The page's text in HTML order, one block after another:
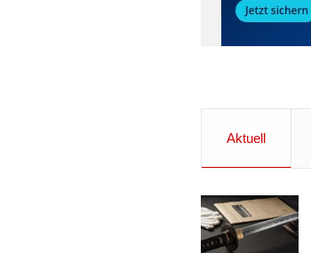
Aktuell